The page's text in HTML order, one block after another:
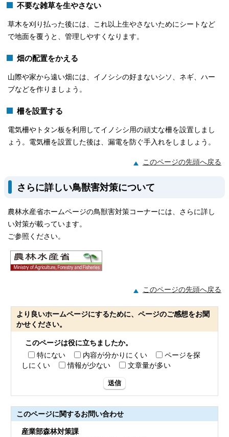
不要な雑草を生やさない
草木を刈り払った後には、これ以上生やさないためにシートなど
で地面を覆うと、管理しやすくなります。
畑の配置をかえる
山際や家から遠い畑には、イノシシの好まないシソ、ネギ、ハー
ブなどを作りましょう。
柵を設置する
電気柵やトタン板を利用してイノシシ用の頑丈な柵を設置しまし
ょう。電気柵を設置した後は、漏電を防ぐ手入れをしましょう。
このページの先頭へ戻る
さらに詳しい鳥獣害対策について
農林水産省ホームページの鳥獣害対策コーナーには、さらに詳し
い対策が載っています。
ご参照ください。
このページの先頭へ戻る
より良いホームページにするために、ページのご感想をお聞
かせください。
このページは役に立ちましたか。
特にない
内容が分かりにくい
ページを探
しにくい
情報が少ない 文章量が多い
送信
このページに関するお問い合わせ
産業部森林対策課